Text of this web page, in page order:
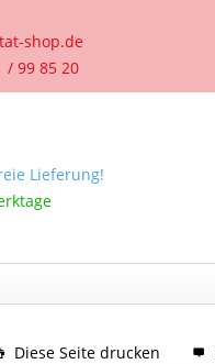
shop.de
/ 99 85 20
Lieferung!
Diese Seite drucken